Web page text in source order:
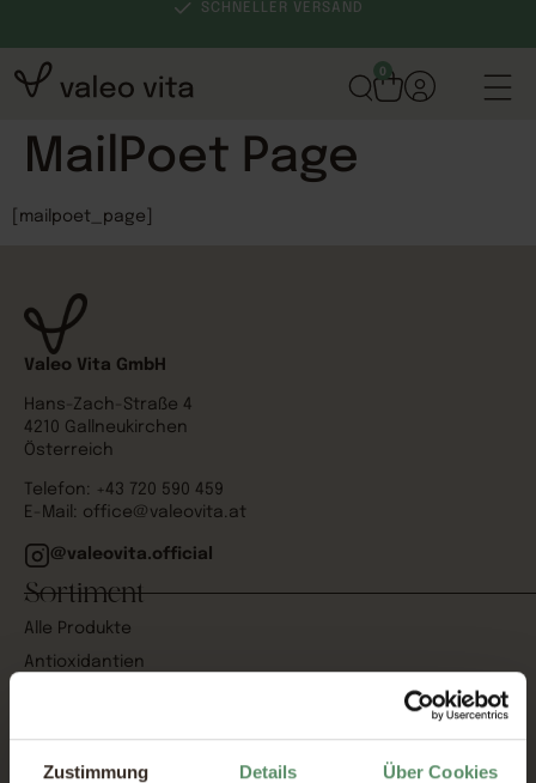
Zustimmung Details Über Cookies
SCHNELLER VERSAND
0
MailPoet Page
[mailpoet_page]
Valeo Vita GmbH
Hans-Zach-Straße 4
4210 Gallneukirchen
Österreich
Telefon: +43 720 590 459
E-Mail: office@valeovita.at
@valeovita.official
Sortiment
Alle Produkte
Antioxidantien
Aminosäuren